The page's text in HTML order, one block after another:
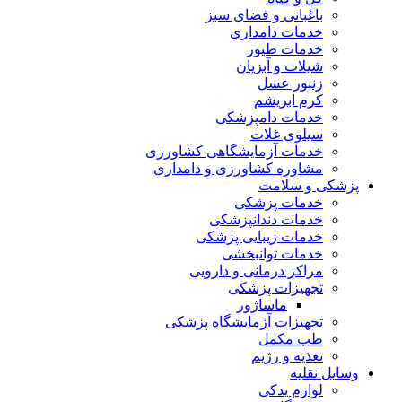
باغبانی و فضای سبز
خدمات دامداری
خدمات طیور
شیلات و آبزیان
زنبور عسل
کرم ابریشم
خدمات دامپزشکی
سیلوی غلات
خدمات آزمایشگاهی کشاورزی
مشاوره کشاورزی و دامداری
پزشکی و سلامت
خدمات پزشکی
خدمات دندانپزشکی
خدمات زیبایی پزشکی
خدمات توانبخشی
مراکز درمانی و دارویی
تجهیزات پزشکی
ماساژور
تجهیزات آزمایشگاه پزشکی
طب مکمل
تغذیه و رژیم
وسایل نقلیه
لوازم یدکی